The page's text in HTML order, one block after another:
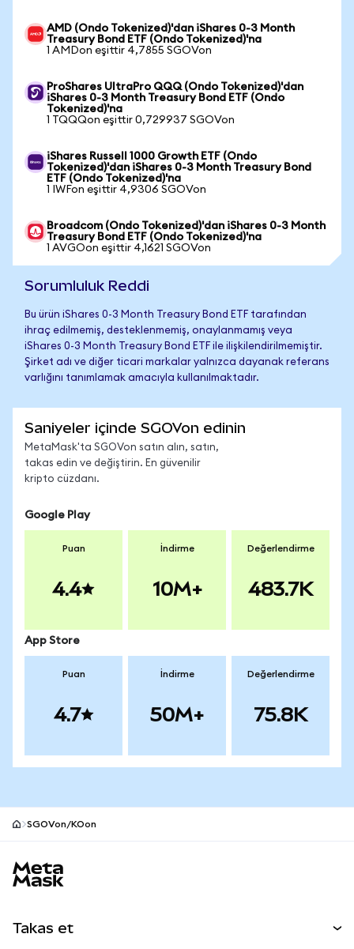
AMD (Ondo Tokenized)'dan iShares 0-3 Month
Treasury Bond ETF (Ondo Tokenized)'na
1 AMDon eşittir 4,7855 SGOVon
ProShares UltraPro QQQ (Ondo Tokenized)'dan
iShares 0-3 Month Treasury Bond ETF (Ondo
Tokenized)'na
1 TQQQon eşittir 0,729937 SGOVon
iShares Russell 1000 Growth ETF (Ondo
Tokenized)'dan iShares 0-3 Month Treasury Bond
ETF (Ondo Tokenized)'na
1 IWFon eşittir 4,9306 SGOVon
Broadcom (Ondo Tokenized)'dan iShares 0-3 Month
Treasury Bond ETF (Ondo Tokenized)'na
1 AVGOon eşittir 4,1621 SGOVon
Sorumluluk Reddi
Bu ürün iShares 0-3 Month Treasury Bond ETF tarafından
ihraç edilmemiş, desteklenmemiş, onaylanmamış veya
iShares 0-3 Month Treasury Bond ETF ile ilişkilendirilmemiştir.
Şirket adı ve diğer ticari markalar yalnızca dayanak referans
varlığını tanımlamak amacıyla kullanılmaktadır.
Saniyeler içinde SGOVon edinin
MetaMask'ta SGOVon satın alın, satın,
takas edin ve değiştirin. En güvenilir
kripto cüzdanı.
Google Play
Puan
4.4
İndirme
10M+
Değerlendirme
483.7K
App Store
Puan
4.7
İndirme
50M+
Değerlendirme
75.8K
SGOVon/KOon
Takas et